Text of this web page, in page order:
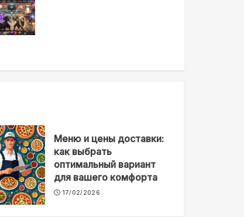
Меню и цены доставки:
как выбрать
оптимальный вариант
для вашего комфорта
17/02/2026